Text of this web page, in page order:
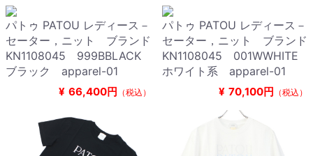
パトゥ PATOU レディース－
セーター，ニット ブランド
KN1108045 999BBLACK
ブラック apparel-01
¥ 66,400円 （税込）
パトゥ PATOU レディース－
セーター，ニット ブランド
KN1108045 001WWHITE
ホワイト系 apparel-01
¥ 70,100円 （税込）